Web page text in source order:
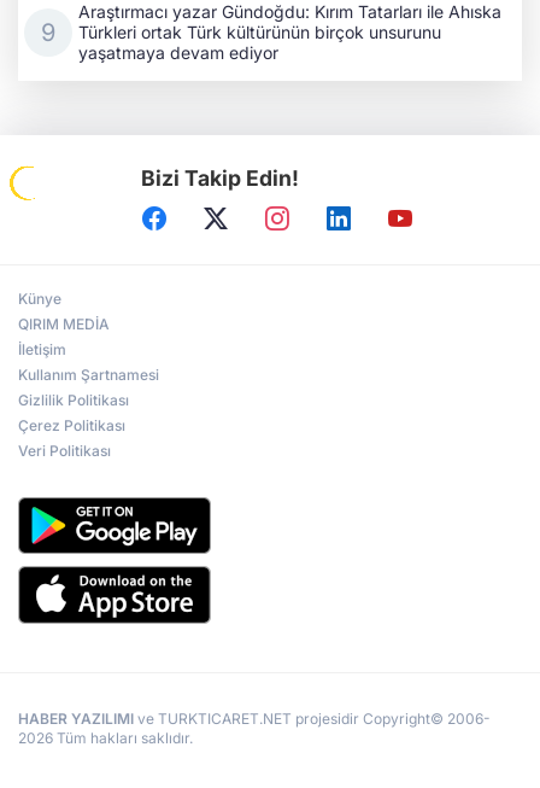
Araştırmacı yazar Gündoğdu: Kırım Tatarları ile Ahıska
Türkleri ortak Türk kültürünün birçok unsurunu
yaşatmaya devam ediyor
Bizi Takip Edin!
Künye
QIRIM MEDİA
İletişim
Kullanım Şartnamesi
Gizlilik Politikası
Çerez Politikası
Veri Politikası
HABER YAZILIMI ve TURKTICARET.NET projesidir Copyright© 2006-
2026 Tüm hakları saklıdır.